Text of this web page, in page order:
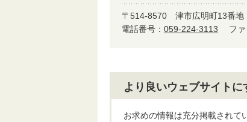
〒514-8570 津市広明町13番地
電話番号： 059-224-3113 フ
より良いウェブサイト
お求めの情報は充分掲載されて